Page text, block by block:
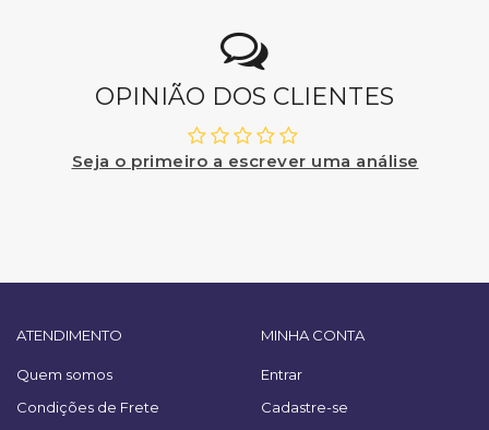
OPINIÃO DOS CLIENTES
Seja o primeiro a escrever uma análise
ATENDIMENTO
Quem somos
Condições de Frete
MINHA CONTA
Entrar
Cadastre-se